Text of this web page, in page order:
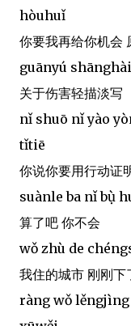
hòuhuǐ
你要我再给你机会
guānyú
关于伤害轻描淡写
nǐ shuō nǐ yào
tǐtiē
你说你要用行动证
suànle ba nǐ bụ̀
算了吧 你不会
wǒ zhù de
我住的城市 刚刚下
ràng wǒ